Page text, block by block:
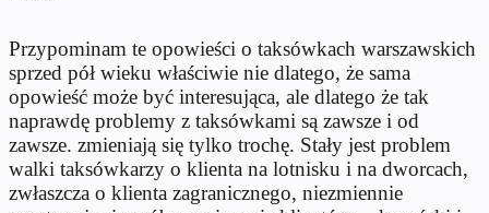
Przypominam te opowieści o taksówkach warszawskich
sprzed pół wieku właściwie nie dlatego, że sama
opowieść może być interesująca, ale dlatego że tak
naprawdę problemy z taksówkami są zawsze i od
zawsze. zmieniają się tylko trochę. Stały jest problem
walki taksówkarzy o klienta na lotnisku i na dworcach,
zwłaszcza o klienta zagranicznego, niezmiennie